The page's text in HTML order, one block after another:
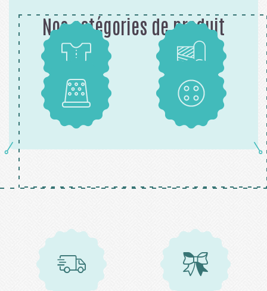
Nos catégories de produit
Patrons Tissus
Mercerie Boutons